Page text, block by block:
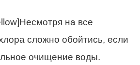
на все
сложно обойтись, если
очищение воды.